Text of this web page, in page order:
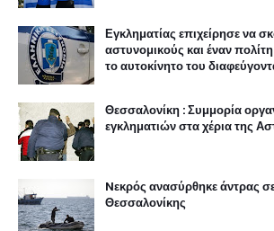
Εγκληματίας επιχείρησε να
αστυνομικούς και έναν
το αυτοκίνητο του
Θεσσαλονίκη : Συμμορία
εγκληματιών στα χέρια της
Nεκρός ανασύρθηκε άντρας
Θεσσαλονίκης